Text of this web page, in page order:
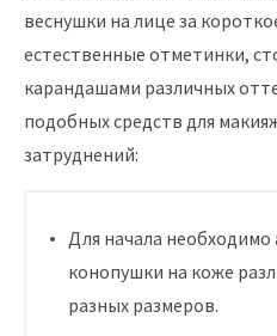
веснушки на лице за
естественные отметинки,
карандашами различных
подобных средств для
затруднений:
Для начала
конопушки на коже
разных размеров.